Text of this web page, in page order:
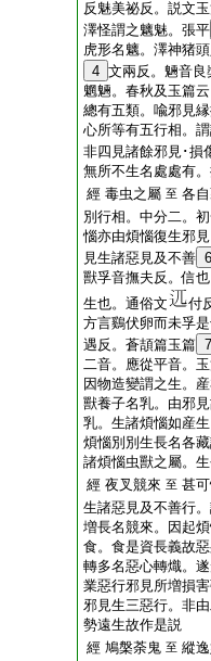
反魅美祕反。説文
澤怪謂之魑魅。張平
虎形名魑。澤神猪
4 文兩反。魎音
魍魎。春秋及玉篇
總有五類。喩邪見
心所等有五行相。
非四見諸餘邪見･損
無所不生名處處有
經 毒虫之屬 至 各
別行相。中分二。
惱亦由煩惱復生邪
見生諸惡見及不善 6
獸孚音撫夫反。信
生也。通俗文
付
方言鷄伏卵而未孚
遇反。蒼頡篇玉篇 7
二音。應從平音。
因物造變謂之生。
獸養子名乳。由邪
乳。生諸煩惱如産
煩惱別別生長名各
諸煩惱虫獸之屬。
經 夜叉競來 至 甚
生諸惡見及不善行
増長名競來。因起
食。食是資長義故
轉多名惡心轉熾。
業惡行邪見所増損
邪見生三惡行。非
勢遠生故作是説
經 鳩槃荼鬼 至 縱